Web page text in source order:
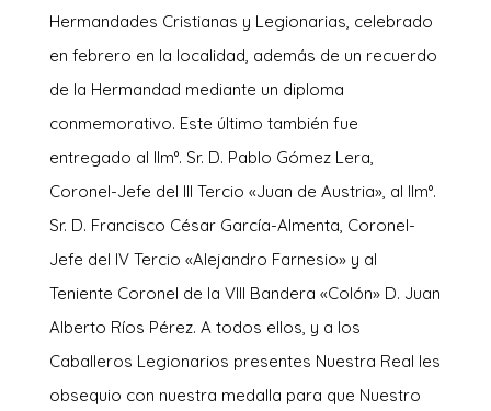
Hermandades Cristianas y Legionarias, celebrado
en febrero en la localidad, además de un recuerdo
de la Hermandad mediante un diploma
conmemorativo. Este último también fue
entregado al Ilm°. Sr. D. Pablo Gómez Lera,
Coronel-Jefe del III Tercio «Juan de Austria», al Ilm°.
Sr. D. Francisco César García-Almenta, Coronel-
Jefe del IV Tercio «Alejandro Farnesio» y al
Teniente Coronel de la VIII Bandera «Colón» D. Juan
Alberto Ríos Pérez. A todos ellos, y a los
Caballeros Legionarios presentes Nuestra Real les
obsequio con nuestra medalla para que Nuestro